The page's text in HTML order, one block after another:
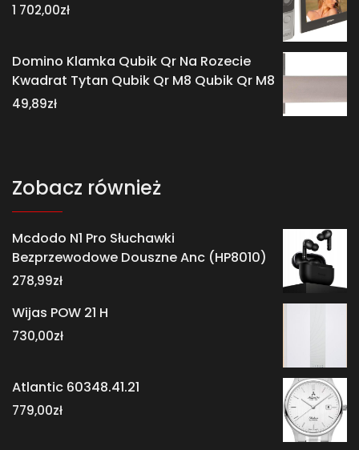
1 702,00zł
Domino Klamka Qubik Qr Na Rozecie
Kwadrat Tytan Qubik Qr M8 Qubik Qr M8
49,89zł
Zobacz również
Mcdodo N1 Pro Słuchawki
Bezprzewodowe Douszne Anc (HP8010)
278,99zł
Wijas POW 21 H
730,00zł
Atlantic 60348.41.21
779,00zł